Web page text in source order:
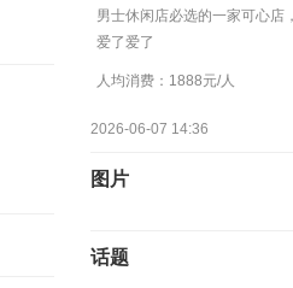
男士休闲店必选的一家可心店
爱了爱了
人均消费：1888元/人
2026-06-07 14:36
图片
话题